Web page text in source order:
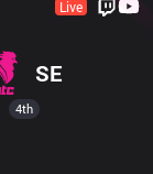
Live
SE
4th